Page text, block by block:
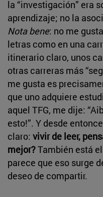
la “investigación” era
aprendizaje; no la
Nota bene: no me
letras como en una
itinerario claro, unos
otras carreras más
me gusta es
que uno adquiere
aquel TFG, me dije:
esto!”. Y desde
claro: vivir de leer,
mejor?También está
parece que eso surge
deseo de compartir.